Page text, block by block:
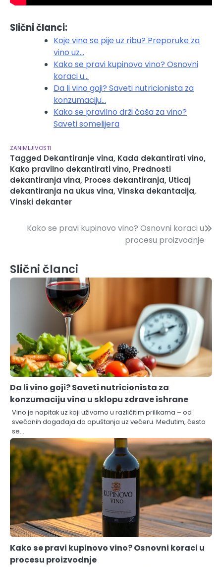
Slični članci:
Koje vino se pije uz ribu? Preporuke za
vino uz…
Kako se pravi kupinovo vino? Osnovni
koraci u…
Da li vino goji? Saveti nutricionista za
konzumaciju…
Kako se pravilno drži čaša za vino?
Saveti somelijera
ZANIMLJIVOSTI
Tagged Dekantiranje vina, Kada dekantirati vino,
Kako pravilno dekantirati vino, Prednosti
dekantiranja vina, Proces dekantiranja, Uticaj
dekantiranja na ukus vina, Vinska dekantacija,
Vinski dekanter
Kretanje
Kako se pravi kupinovo vino? Osnovni koraci u
procesu proizvodnje
Slični članci
Da li vino goji? Saveti nutricionista za
konzumaciju vina u sklopu zdrave ishrane
Vino je napitak uz koji uživamo u različitim prilikama – od
svečanih događaja do opuštanja uz večeru. Međutim, često
se…
Kako se pravi kupinovo vino? Osnovni koraci u
procesu proizvodnje